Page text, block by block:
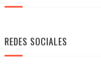
REDES SOCIALES